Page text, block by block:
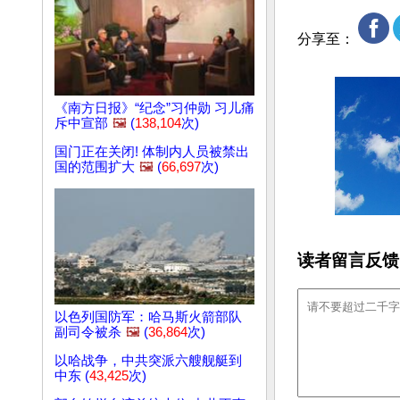
《南方日报》“纪念”习仲勋 习儿痛
斥中宣部 🖼️ (138,104次)
国门正在关闭! 体制内人员被禁出
国的范围扩大 🖼️ (66,697次)
以色列国防军：哈马斯火箭部队
副司令被杀 🖼️ (36,864次)
以哈战争，中共突派六艘舰艇到
中东 (43,425次)
分享至：
读者留言反